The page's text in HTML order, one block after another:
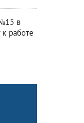
в
работе